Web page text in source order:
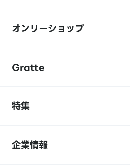
オンリーショップ
Gratte
特集
企業情報